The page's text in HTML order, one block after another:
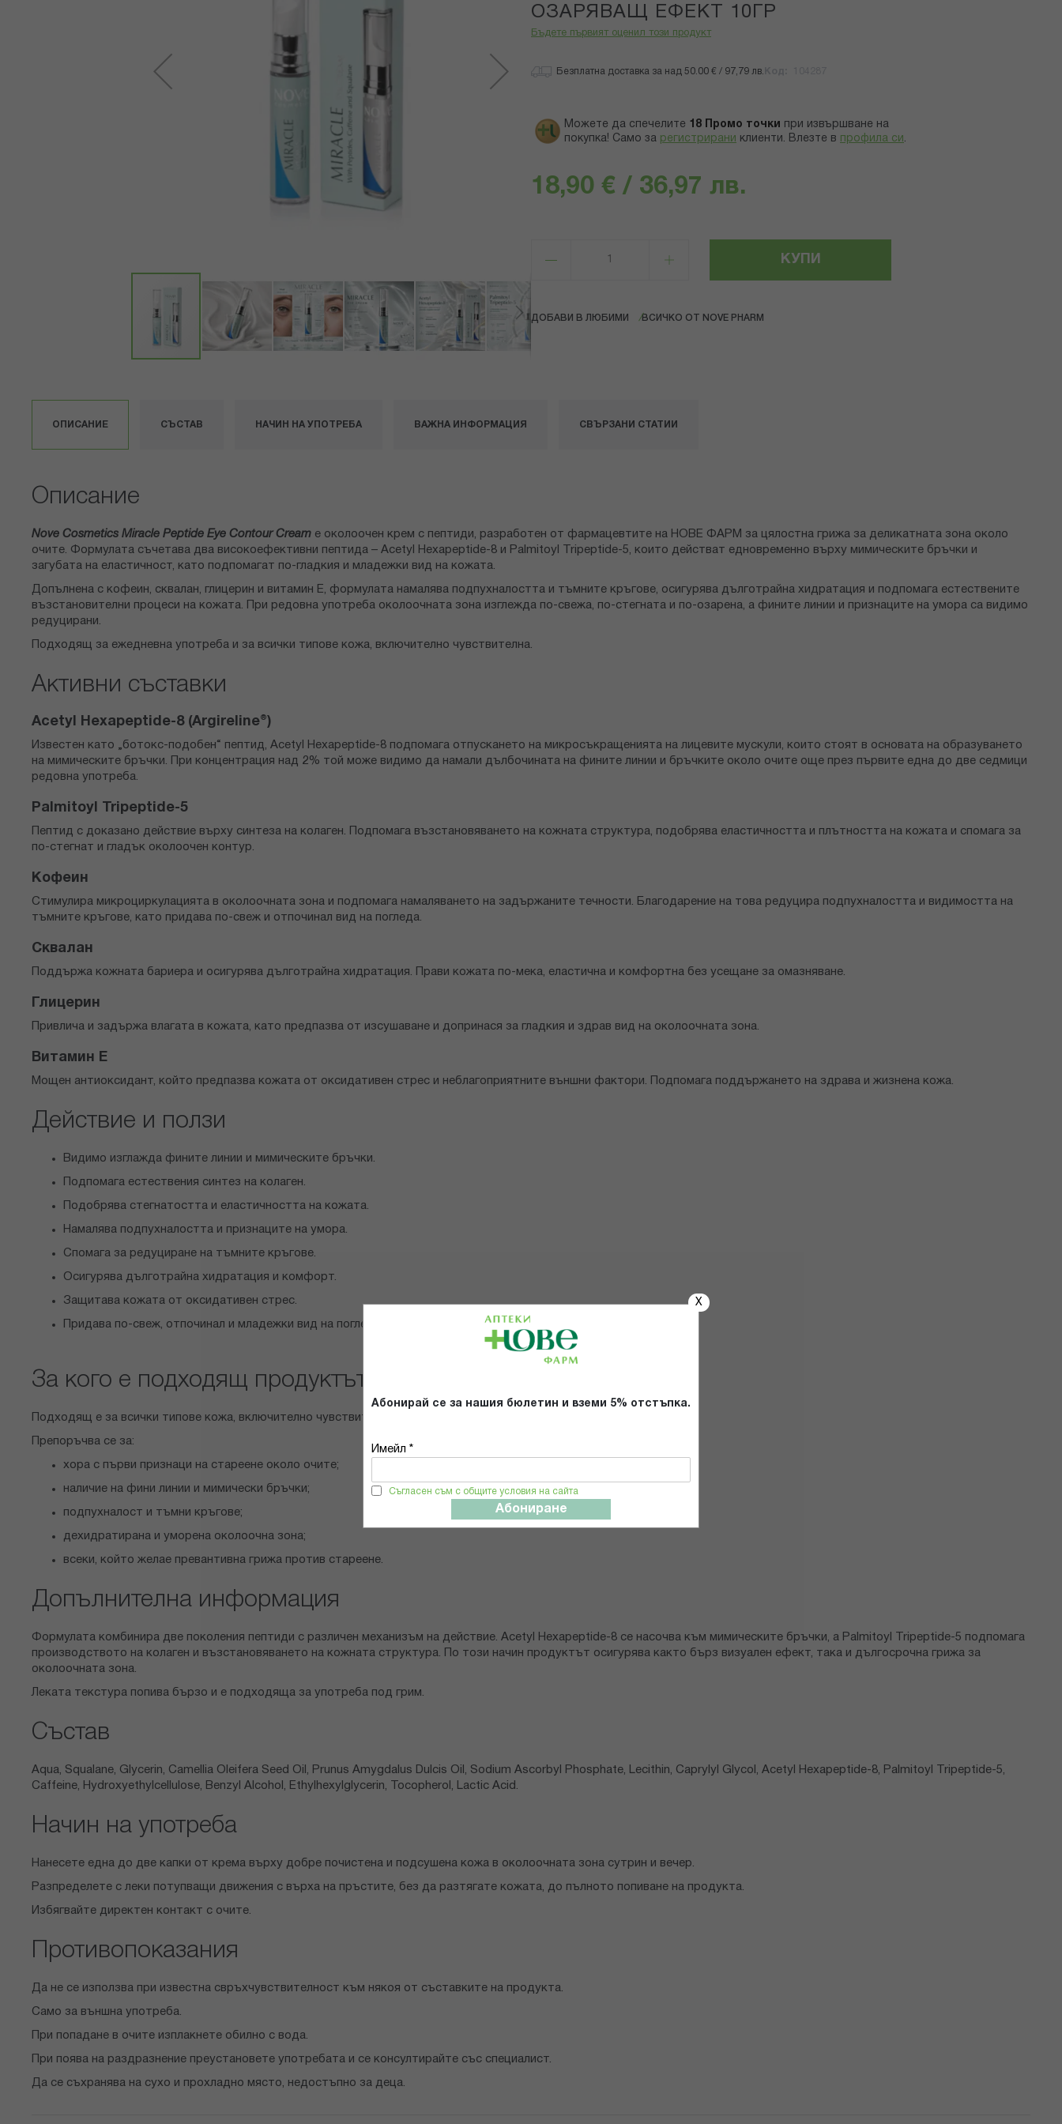
X
Абонирай се за нашия бюлетин и вземи 5% отстъпка.
Имейл *
Съгласен съм с общите условия на сайта
Абониране
ОЗАРЯВАЩ ЕФЕКТ 10ГР
Бъдете първият оценил този продукт
Безплатна доставка за над 50.00 € / 97,79 лв.
Можете да спечелите 18 Промо точки
при извършване на
покупка! Само за регистрирани клиенти. Влезте в профила си .
18,90 € / 36,97 лв.
КУПИ
ДОБАВИ В ЛЮБИМИ ВСИЧКО ОТ NOVE PHARM
ОПИСАНИЕ
Описание
Nove Cosmetics Miracle Peptide Eye Contour Cream е околоочен крем с пептиди, разработен от фармацевтите на НОВЕ ФАРМ за цялостна грижа за деликатната зона около
очите. Формулата съчетава два високоефективни пептида – Acetyl Hexapeptide-8 и Palmitoyl Tripeptide-5, които действат едновременно върху мимическите бръчки и
загубата на еластичност, като подпомагат по-гладкия и младежки вид на кожата.
Допълнена с кофеин, сквалан, глицерин и витамин Е, формулата намалява подпухналостта и тъмните кръгове, осигурява дълготрайна хидратация и подпомага естествените
възстановителни процеси на кожата. При редовна употреба околоочната зона изглежда по-свежа, по-стегната и по-озарена, а фините линии и признаците на умора са видимо
редуцирани.
Подходящ за ежедневна употреба и за всички типове кожа, включително чувствителна.
Активни съставки
Acetyl Hexapeptide-8 (Argireline®)
Известен като „ботокс-подобен“ пептид, Acetyl Hexapeptide-8 подпомага отпускането на микросъкращенията на лицевите мускули, които стоят в основата на образуването
на мимическите бръчки. При концентрация над 2% той може видимо да намали дълбочината на фините линии и бръчките около очите още през първите една до две седмици
редовна употреба.
Palmitoyl Tripeptide-5
Пептид с доказано действие върху синтеза на колаген. Подпомага възстановяването на кожната структура, подобрява еластичността и плътността на кожата и спомага за
по-стегнат и гладък околоочен контур.
Кофеин
Стимулира микроциркулацията в околоочната зона и подпомага намаляването на задържаните течности. Благодарение на това редуцира подпухналостта и видимостта на
тъмните кръгове, като придава по-свеж и отпочинал вид на погледа.
Сквалан
Поддържа кожната бариера и осигурява дълготрайна хидратация. Прави кожата по-мека, еластична и комфортна без усещане за омазняване.
Глицерин
Привлича и задържа влагата в кожата, като предпазва от изсушаване и допринася за гладкия и здрав вид на околоочната зона.
Витамин Е
Мощен антиоксидант, който предпазва кожата от оксидативен стрес и неблагоприятните външни фактори. Подпомага поддържането на здрава и жизнена кожа.
Действие и ползи
Видимо изглажда фините линии и мимическите бръчки.
Подпомага естествения синтез на колаген.
Подобрява стегнатостта и еластичността на кожата.
Намалява подпухналостта и признаците на умора.
Спомага за редуциране на тъмните кръгове.
Осигурява дълготрайна хидратация и комфорт.
Защитава кожата от оксидативен стрес.
Придава по-свеж, отпочинал и младежки вид на погледа.
За кого е подходящ продуктът
Подходящ е за всички типове кожа, включително чувствителна кожа.
Препоръчва се за:
хора с първи признаци на стареене около очите;
наличие на фини линии и мимически бръчки;
подпухналост и тъмни кръгове;
дехидратирана и уморена околоочна зона;
всеки, който желае превантивна грижа против стареене.
Допълнителна информация
Формулата комбинира две поколения пептиди с различен механизъм на действие. Acetyl Hexapeptide-8 се насочва към мимическите бръчки, а Palmitoyl Tripeptide-5 подпомага
производството на колаген и възстановяването на кожната структура. По този начин продуктът осигурява както бърз визуален ефект, така и дългосрочна грижа за
околоочната зона.
Леката текстура попива бързо и е подходяща за употреба под грим.
Състав
Aqua, Squalane, Glycerin, Camellia Oleifera Seed Oil, Prunus Amygdalus Dulcis Oil, Sodium Ascorbyl Phosphate, Lecithin, Caprylyl Glycol, Acetyl Hexapeptide-8, Palmitoyl Tripeptide-5,
Caffeine, Hydroxyethylcellulose, Benzyl Alcohol, Ethylhexylglycerin, Tocopherol, Lactic Acid.
Начин на употреба
Нанесете една до две капки от крема върху добре почистена и подсушена кожа в околоочната зона сутрин и вечер.
Разпределете с леки потупващи движения с върха на пръстите, без да разтягате кожата, до пълното попиване на продукта.
Избягвайте директен контакт с очите.
Противопоказания
Да не се използва при известна свръхчувствителност към някоя от съставките на продукта.
Само за външна употреба.
При попадане в очите изплакнете обилно с вода.
При поява на раздразнение преустановете употребата и се консултирайте със специалист.
Да се съхранява на сухо и прохладно място, недостъпно за деца.
СЪСТАВ НАЧИН НА УПОТРЕБА ВАЖНА ИНФОРМАЦИЯ СВЪРЗАНИ СТАТИИ